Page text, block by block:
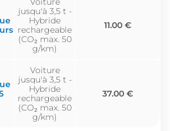
Voiture
jusqu'à 3,5 t -
Hybride
rechargeable
(CO₂ max. 50
g/km)
11.00 €
Voiture
jusqu'à 3,5 t -
Hybride
rechargeable
(CO₂ max. 50
g/km)
37.00 €